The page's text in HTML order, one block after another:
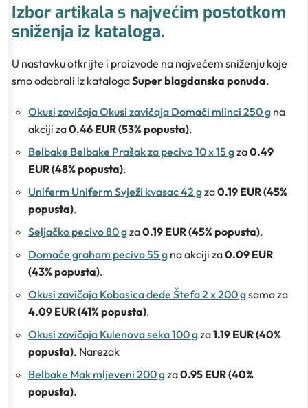
Izbor artikala s najvećim postotkom
sniženja iz kataloga.
U nastavku otkrijte i proizvode na najvećem sniženju koje
smo odabrali iz katalogaSuper blagdanska ponuda.
Okusi zavičaja Okusi zavičaja Domaći mlinci 250 g na
akciji za0.46 EUR (53% popusta).
Belbake Belbake Prašak za pecivo 10 x 15 gza0.49
EUR (48% popusta).
Uniferm Uniferm Svježi kvasac 42 gza0.19 EUR (45%
popusta).
Seljačko pecivo 80 gza0.19 EUR (45% popusta).
Domaće graham pecivo 55 g na akciji za0.09 EUR
(43% popusta).
Okusi zavičaja Kobasica dede Štefa 2 x 200 gsamo za
4.09 EUR (41% popusta).
Okusi zavičaja Kulenova seka 100 gza1.19 EUR (40%
popusta). Narezak
Belbake Mak mljeveni 200 gza0.95 EUR (40%
popusta).